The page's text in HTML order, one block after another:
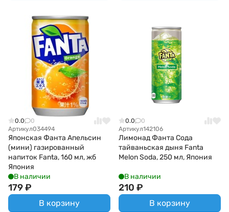
0.0
0
Артикул034494
Японская Фанта Апельсин
(мини) газированный
напиток Fanta, 160 мл, жб
Япония
В наличии
179₽
В корзину
0.0
0
Артикул142106
Лимонад Фанта Сода
тайваньская дыня Fanta
Melon Soda, 250 мл, Япония
В наличии
210 ₽
В корзину